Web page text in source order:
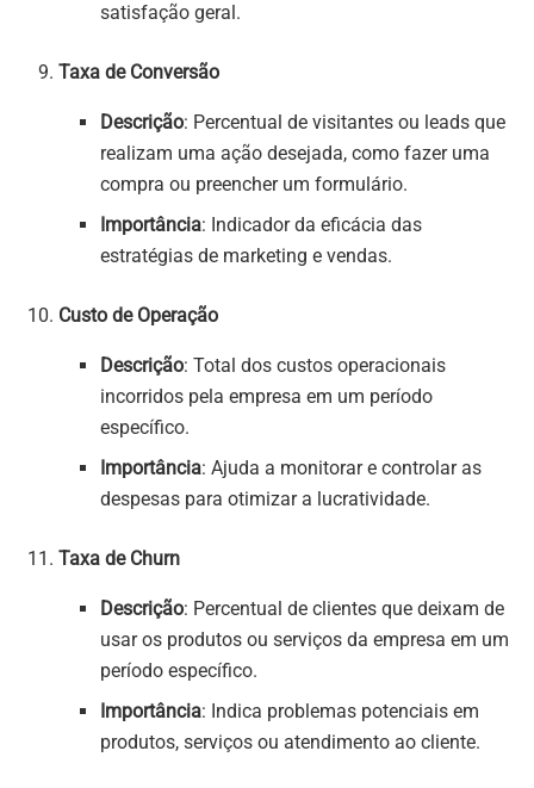
satisfação geral.
Taxa de Conversão
Descrição: Percentual de visitantes ou leads que
realizam uma ação desejada, como fazer uma
compra ou preencher um formulário.
Importância: Indicador da eficácia das
estratégias de marketing e vendas.
Custo de Operação
Descrição: Total dos custos operacionais
incorridos pela empresa em um período
específico.
Importância: Ajuda a monitorar e controlar as
despesas para otimizar a lucratividade.
Taxa de Churn
Descrição: Percentual de clientes que deixam de
usar os produtos ou serviços da empresa em um
período específico.
Importância: Indica problemas potenciais em
produtos, serviços ou atendimento ao cliente.